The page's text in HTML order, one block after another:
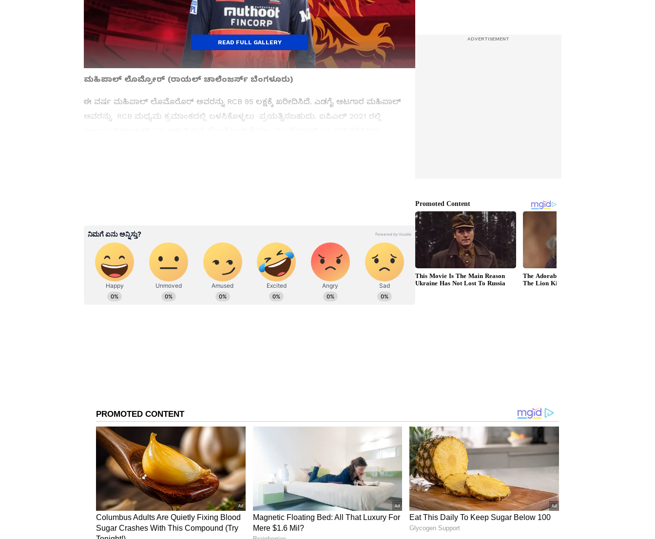
ಮಹಿಪಾಲ್ ಲೊಮ್ರೋರ್ (ರಾಯಲ್ ಚಾಲೆಂಜರ್ಸ್ ಬೆಂಗಳೂರು)
ಈ ವರ್ಷ ಮಹಿಪಾಲ್ ಲೊಮೊರೊರ್ ಅವರನ್ನು RCB 95 ಲಕ್ಷಕ್ಕೆ ಖರೀದಿಸಿದೆ. ಎಡಗೈ ಆಟಗಾರ ಮಹಿಪಾಲ್
ಅವರನ್ನು RCB ಮಧ್ಯಮ ಕ್ರಮಾಂಕದಲ್ಲಿ ಬಳಸಿಕೊಳ್ಳಲು ಪ್ರಯತ್ನಿಸಬಹುದು. ಐಪಿಎಲ್ 2021 ರಲ್ಲಿ
3
ರಾಹುಲ್ ತ್ರಿಪಾಠಿ (ಸನ್‌ರೈಸರ್ಸ್ ಹೈದರಾಬಾದ್)
ರಾಹುಲ್ ತ್ರಿಪಾಠಿ ಐಪಿಎಲ್‌ನಲ್ಲಿ 62 ಪಂದ್ಯಗಳಲ್ಲಿ 1385 ರನ್ ಗಳಿಸಿದ್ದಾರೆ. ಆದರೆ ಕೋಲ್ಕತ್ತಾ ನೈಟ್ ರೈಡರ್ಸ್
(ಕೆಕೆಆರ್) ಜೊತೆ ಕೆಲವು ಸೀಸನ್‌ಗಳಲ್ಲಿ ಆಡಿದ ನಂತರ, ಬಲಗೈ ಬ್ಯಾಟ್ಸ್‌ಮನ್‌ ಈಗ ಹೈದರಾಬಾದ್ ತಂಡ
ಸೇರಿದ್ದಾರೆ. ತ್ರಿಪಾಠಿ ಅವರು ಅದ್ಭುತ ಹಿಟ್ಟಿಂಗ್‌ಗೆ ಫೇಮಸ್‌.
READ FULL GALLERY